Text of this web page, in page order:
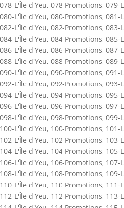
078-L'Île d'Yeu, 078-Promotions, 079-
080-L'Île d'Yeu, 080-Promotions, 081-
082-L'Île d'Yeu, 082-Promotions, 083-
084-L'Île d'Yeu, 084-Promotions, 085-
086-L'Île d'Yeu, 086-Promotions, 087-
088-L'Île d'Yeu, 088-Promotions, 089-
090-L'Île d'Yeu, 090-Promotions, 091-
092-L'Île d'Yeu, 092-Promotions, 093-
094-L'Île d'Yeu, 094-Promotions, 095-
096-L'Île d'Yeu, 096-Promotions, 097-
098-L'Île d'Yeu, 098-Promotions, 099-
100-L'Île d'Yeu, 100-Promotions, 101-
102-L'Île d'Yeu, 102-Promotions, 103-
104-L'Île d'Yeu, 104-Promotions, 105-
106-L'Île d'Yeu, 106-Promotions, 107-
108-L'Île d'Yeu, 108-Promotions, 109-
110-L'Île d'Yeu, 110-Promotions, 111-
112-L'Île d'Yeu, 112-Promotions, 113-